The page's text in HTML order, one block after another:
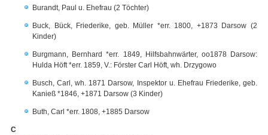
Burandt, Paul u. Ehefrau (2 Töchter)
Buck, Bück, Friederike, geb. Müller *err. 1800, +1873 Darsow (2
Kinder)
Burgmann, Bernhard *err. 1849, Hilfsbahnwärter, oo1878 Darsow:
Hulda Höft *err. 1859, V.: Förster Carl Höft, wh. Drzygowo
Busch, Carl, wh. 1871 Darsow, Inspektor u. Ehefrau Friederike, geb.
Kanieß *1846, +1871 Darsow (3 Kinder)
Buth, Carl *err. 1808, +1885 Darsow
C